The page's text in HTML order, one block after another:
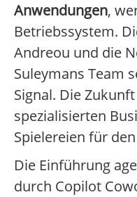
Anwendungen,
Betriebssystem.
Andreou und die
Suleymans Team
Signal. Die
spezialisierten
Spielereien für
Die Einführung
durch Copilot